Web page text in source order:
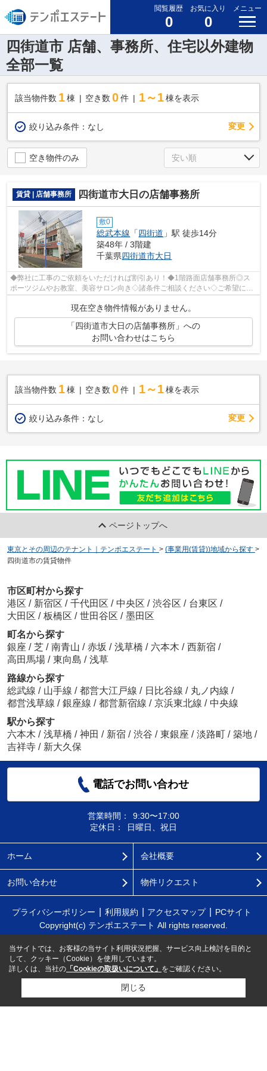
閲覧履歴
0
お気に入り
0
メニュー
四街道市 店舗、事務所、住宅以外建物
全部一覧
該当物件数 1棟 空き数 0 件 1～1 棟を表示
絞り込み条件： なし 変更
空き物件のみ
賃貸 | 店舗事務所 四街道市大日の店舗事務所
敷0
総武本線 「四街道 」駅 徒歩14分
築48年 / 3階建
千葉県四街道市大日
◆弊社に工事のご依頼をいただければ割引あり！◆1階路面店舗事務所◎ス
ポーツジムやお教室、美容サロン向き◇諸条件ご相談ください◇ご希望に合
現在空き物件情報がありません。
「四街道市大日の店舗事務所」への
お問い合わせはこちら
該当物件数 1棟 空き数 0 件 1～1 棟を表示
絞り込み条件： なし 変更
ページトップへ
東京とその周辺のテナント｜テンポエステート > (事業用(賃貸))地域から探す >
四街道市の賃貸物件
市区町村から探す
港区 / 新宿区 / 千代田区 / 中央区 / 渋谷区 / 台東区 /
大田区 / 板橋区 / 世田谷区 / 墨田区
町名から探す
銀座 / 芝 / 南青山 / 赤坂 / 浅草橋 / 六本木 / 西新宿 /
高田馬場 / 東向島 / 浅草
路線から探す
総武線 / 山手線 / 都営大江戸線 / 日比谷線 / 丸ノ内線 /
都営浅草線 / 銀座線 / 都営新宿線 / 京浜東北線 / 中央線
駅から探す
六本木 / 浅草橋 / 神田 / 新宿 / 渋谷 / 東銀座 / 淡路町 / 築地 /
吉祥寺 / 新大久保
電話でお問い合わせ
営業時間：
9:30〜17:00
定休日：
日曜日、祝日
ホーム 会社概要
お問い合わせ 物件リクエスト
プライバシーポリシー 利用規約 アクセスマップ
PCサイト
Copyright(c) テンポエステート All rights reserved.
当サイトでは、お客様の当サイト利用状況把握、サービス向上検討を目的と
して、クッキー（Cookie）を使用しています。
詳しくは、当社の 「Cookieの取扱いについて」 をご確認ください。
閉じる